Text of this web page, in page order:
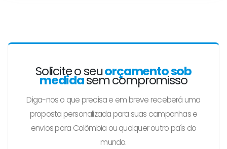
Solicite o seuorçamento sob
medidasem compromisso
Diga-nos o que precisa e em breve receberá uma
proposta personalizada para suas campanhas e
envios para Colômbia ou qualquer outro país do
mundo.